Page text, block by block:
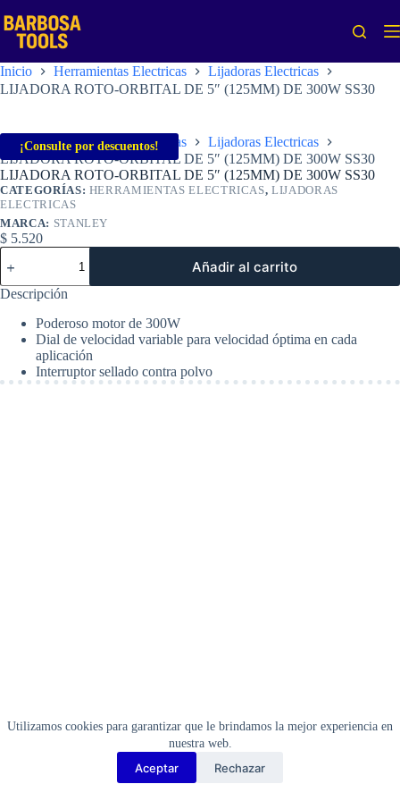
al
contenido
Utilizamos cookies para garantizar que le brindamos la mejor experiencia en
nuestra web.
Aceptar Rechazar
Inicio Herramientas Electricas
Lijadoras Electricas
LIJADORA ROTO-ORBITAL DE 5″ (125MM) DE 300W SS30
¡Consulte por descuentos!
Inicio Herramientas Electricas
Lijadoras Electricas
LIJADORA ROTO-ORBITAL DE 5″ (125MM) DE 300W SS30
LIJADORA ROTO-ORBITAL DE 5″ (125MM) DE 300W SS30
CATEGORÍAS: HERRAMIENTAS ELECTRICAS,LIJADORAS
ELECTRICAS
MARCA: STANLEY
$ 5.520
LIJADORA
ROTO-
ORBITAL
DE
(125MM)
SS30
Añadir al carrito
Descripción
Poderoso motor de 300W
Dial de velocidad variable para velocidad óptima en cada
aplicación
Interruptor sellado contra polvo
Copyright Barbosa Tools©